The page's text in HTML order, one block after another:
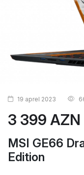
3 399 AZN
MSI GE66
Edition
19 aprel 2023